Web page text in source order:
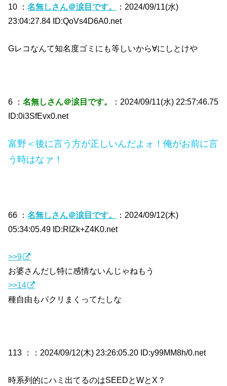
10 ：名無しさん＠涙目です。
：2024/09/11(水)
23:04:27.84 ID:QoVs4D6A0.net
Gレコなんて知名度ゴミにも等しいから∀にしとけや
6 ：名無しさん＠涙目です。
：2024/09/11(水) 22:57:46.75
ID:0i3SfEvx0.net
富野＜後に言う方が正しいんだよォ！俺がお前に言
う時はなァ！
66 ：名無しさん＠涙目です。
：2024/09/12(木)
05:34:05.49 ID:RIZk+Z4K0.net
>>9
お婆さんだし特に感情ないんじゃねもう
>>14
種自由もパクリまくってたしな
113 ： ：2024/09/12(木) 23:26:05.20 ID:y99MM8h/0.net
時系列的にハミ出てるのはSEEDとWとX？